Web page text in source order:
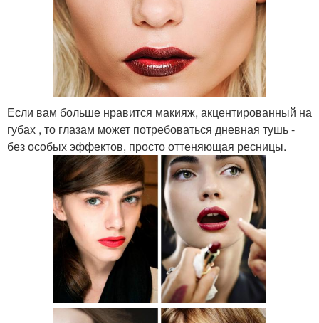
Если вам больше нравится макияж, акцентированный на
губах , то глазам может потребоваться дневная тушь -
без особых эффектов, просто оттеняющая ресницы.